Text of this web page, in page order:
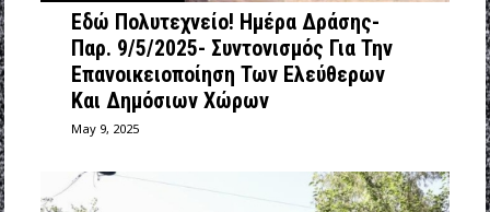
Εδώ Πολυτεχνείο! Ημέρα Δράσης-
Παρ. 9/5/2025- Συντονισμός Για Την
Επανοικειοποίηση Των Ελεύθερων
Και Δημόσιων Χώρων
May 9, 2025